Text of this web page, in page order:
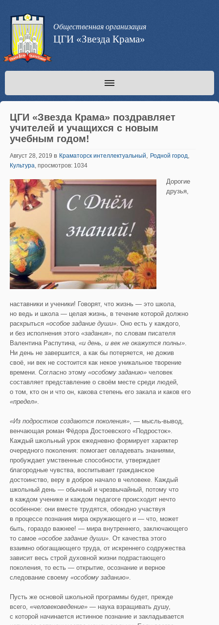
Общественная организация
ЦГИ «Звезда Крама»
ЦГИ «Звезда Крама» поздравляет
учителей и учащихся с новым
учебным годом!
Август 28, 2019 в Краматорск интеллектуальный, Родной город,
Культура, просмотров: 1034
Дорогие
друзья,
наставники и ученики! Говорят, что жизнь — это школа,
но ведь и школа — целая жизнь, в течение которой должно
раскрыться «особое задание души». Оно есть у каждого,
и без исполнения этого «задания», по словам писателя
Валентина Распутина, «и день, и век не окажутся полны».
Ни день не завершится, а как бы потеряется, не дожив
своё, ни век не состоится как некое уникальное творение
времени. Согласно этому «особому заданию» человек
составляет представление о своём месте среди людей,
о том, кто он и что он, какова степень его закала и каков его
«предел».
«Из подростков создаются поколения», — мысль-вывод,
венчающая роман Фёдора Достоевского «Подросток».
Каждый школьный урок ежедневно формирует характер
очередного поколения: помогает овладевать знаниями,
пробуждает умственные способности, утверждает
благородные чувства, воспитывает гражданское
достоинство, веру в доброе начало в человеке. Каждый
школьный день — обычный и чрезвычайный, потому что
в каждом ученике и каждом педагоге происходит нечто
особенное: они вместе трудятся, обоюдно участвуя
в процессе познания мира окружающего и — что, может
быть, гораздо важнее! — мира внутреннего, заключающего
то самое «особое задание души». От качества этого
взаимно обогащающего труда, от искреннего содружества
зависит весь строй духовной жизни подрастающего
поколения, то есть — открытие, осознание и верное
следование своему «особому заданию».
Пусть же основой школьной программы будет, прежде
всего, «человековедение» — наука взращивать душу,
с которой начинается истинное познание и закладывается